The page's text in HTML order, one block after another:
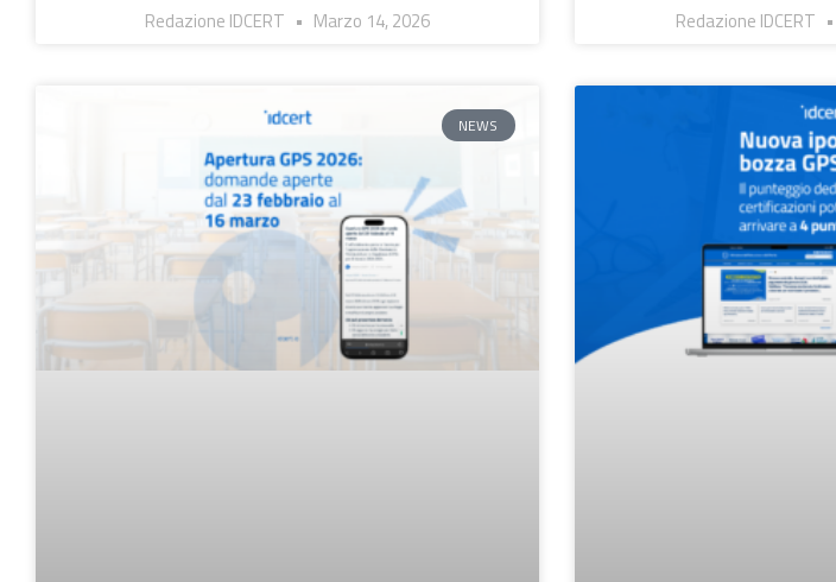
Redazione IDCERT Marzo 14, 2026 Redazione IDCERT
NEWS